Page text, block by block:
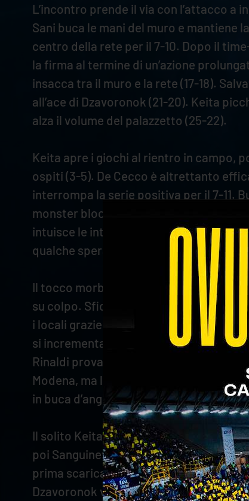
L’incontro prende il via con l’attacco
Sani buca le mani del muro e mantiene
centro della rete per il 7-10. Dopo il
la firma al termine di un’azione
insacca tra il muro e la rete (17-18).
all’ace di Dzavoronok (21-20). Keita
alza il volume del palazzetto (25-22).
Keita apre i giochi al rientro in campo,
ospiti (3-5). De Cecco è altrettanto
interrompa la serie positiva per il 7-11.
monster block a stoppare Gutierrez
intuisce le intenzioni modenesi e
qualche speranza ai padroni di casa,
Il tocco morbido di De Cecco di
su colpo. Sfida sottorete, con Mozic
i locali grazie alla premiata ditta Mozic-
si incrementa (14-9). Gli scaligeri
Rinaldi prova a scuotere i suoi in fase
Modena, ma la truppa di casa accelera
in buca d’angolo per la diagonale che
Il solito Keita inaugura il quarto set, ma
poi Sanguinetti e il muro di De Cecco
prima scarica a tutta potenza un
Dzavoronok vale il sorpasso, ma gli